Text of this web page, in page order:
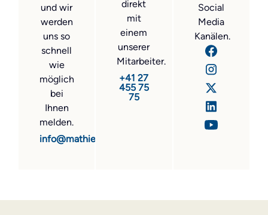
und wir
werden
uns so
schnell
wie
möglich
bei
Ihnen
melden.
info@mathier.com
direkt
mit
einem
unserer
Mitarbeiter.
+41 27
455 75
75
Social
Media
Kanälen.